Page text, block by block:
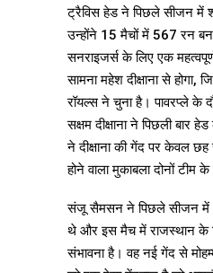
ट्रैविस हेड ने पिछले सीजन में
उन्होंने 15 मैचों में 567 रन
सनराइजर्स के लिए एक
सामना महेश दीक्षाना से
रॉयल्स ने चुना है। पावरप्ले के
सक्षम दीक्षाना ने पिछली बार
ने दीक्षाना की गेंद पर केवल छह
होने वाला मुकाबला दोनों टीम के
संजू सैमसन ने पिछले सीजन में
थे और इस मैच में राजस्थान के
संभावना है। वह नई गेंद से